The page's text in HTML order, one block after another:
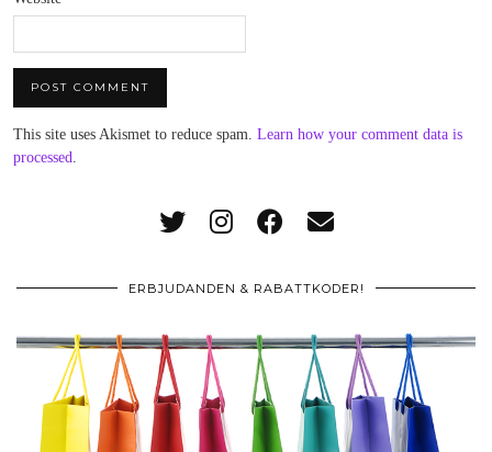
This site uses Akismet to reduce spam. Learn how your comment data is
processed
ERBJUDANDEN & RABATTKODER!